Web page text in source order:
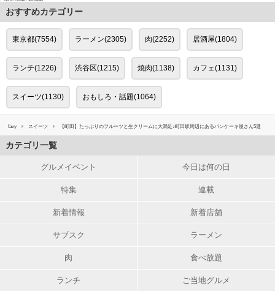
おすすめカテゴリー
東京都(7554) ラーメン(2305) 肉(2252) 居酒屋(1804)
ランチ(1226) 渋谷区(1215) 焼肉(1138) カフェ(1131)
スイーツ(1130) おもしろ・話題(1064)
favy スイーツ 【町田】たっぷりのフルーツと生クリームに大満足♪町田駅周辺にあるパンケーキ屋さん5選
カテゴリ一覧
グルメイベント 今日は何の日
特集 連載
新着情報 新着店舗
サブスク ラーメン
肉 食べ放題
ランチ ご当地グルメ